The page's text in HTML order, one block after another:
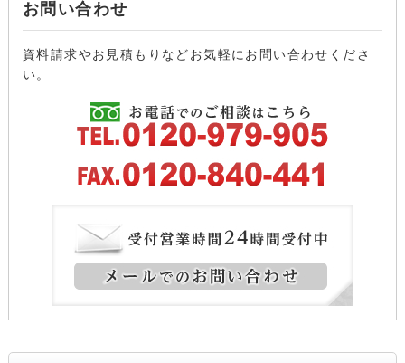
お問い合わせ
資料請求やお見積もりなどお気軽にお問い合わせくださ
い。